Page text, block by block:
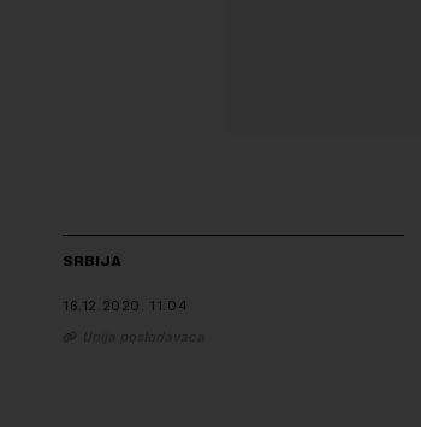
SRBIJA
16.12.2020. 11:04
Unija poslodavaca